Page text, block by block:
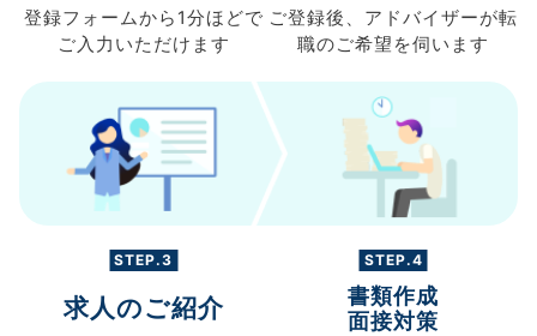
登録フォームから 1分ほどで
ご入力 いただけます
ご登録後、 アドバイザーが転
職のご希望を伺います
STEP.3
求人のご紹介
STEP.4
書類作成
面接対策